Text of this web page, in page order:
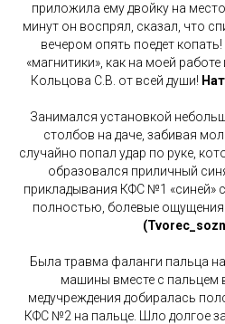
приложила ему двойку на
минут он воспрял, сказал, что
вечером опять поедет
«магнитики», как на моей
Кольцова С.В. от всей души!
Занимался установкой
столбов на даче, забивая
случайно попал удар по руке,
образовался приличный
прикладывания КФС №1 «синей»
полностью, болевые ощущения
Была травма фаланги пальца
машины вместе с пальцем
медучреждения добиралась
КФС №2 на пальце. Шло долгое